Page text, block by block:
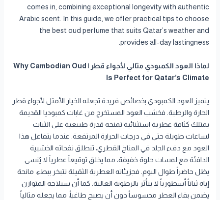
comes in, combining exceptional longevity with authentic
Arabic scent. In this guide, we offer practical tips to choose
the best oud perfume that suits Qatar’s weather and
provides all-day lastingness.
لماذا العود الكمبودي مثالي لأجواء قطر | Why Cambodian Oud
Is Perfect for Qatar’s Climate
يتميز العود الكمبودي بخصائص فريدة تجعله الخيار الأمثل لأجواء قطر
الحارة والرطبة. فخشب العود المستخرج من غابات كمبوديا القديمة
يمتلك كثافة عطرية استثنائية تمنحه قدرة طبيعية على الثبات
لساعات طويلة حتى في درجات الحرارة المرتفعة. عندما يتفاعل هذا
العود مع دفء الجلد في المناخ القطري، تنطلق نفحاته الخشبية
الدافئة مع لمسات حلوة خفيفة، مما يخلق توقيعاً عطرياً لا يُنسى
يظل حاضراً طوال اليوم. فجزيئاته العطرية الثقيلة تتبخر ببطء، مانحة
إياه ثباتاً أسطورياً لا يتأثر بالرطوبة العالية. كما أن سيلاجه المتوازن
يضمن بقاء العطر محسوساً دون أن يصبح طاغياً، مما يجعله مثالياً